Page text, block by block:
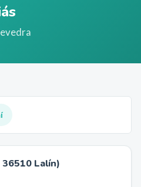
36510 Lalín)